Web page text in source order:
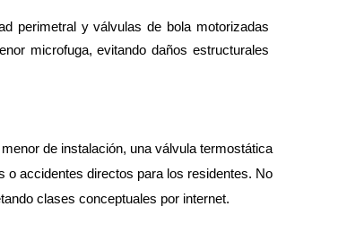
perimetral y válvulas de bola motorizadas
microfuga, evitando daños estructurales
de instalación, una válvula termostática
o accidentes directos para los residentes. No
clases conceptuales por internet.